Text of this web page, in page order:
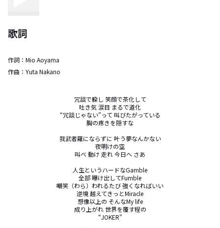
歌詞
作詞： Mio Aoyama
作曲： Yuta Nakano
冗談で躱し 笑顔で茶化して
吐き気 涙目 まるで道化
“冗談じゃない”って 叫びたがっている
胸の疼きを隠すな
我武者羅にならずに 叶う夢なんかない
夜明けの空
叫べ 動け 走れ 今日へ さあ
人生というハードなGamble
全部 曝け出してFumble
嘲笑（わら）われるたび 強くなればいい
逆境 越えてきっとMiracle
想像以上の そんなMy life
成り上がれ 世界を覆す程の
“JOKER”